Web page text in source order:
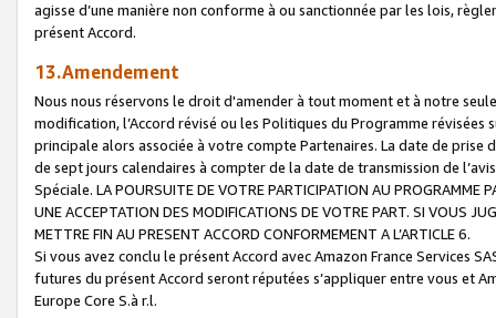
agisse d’une manière non conforme à ou sanctionnée par les lois,
présent Accord.
13.Amendement
Nous nous réservons le droit d'amender à tout moment et à notre
modification, l’Accord révisé ou les Politiques du Programme
principale alors associée à votre compte Partenaires. La date de
de sept jours calendaires à compter de la date de transmission de
Spéciale. LA POURSUITE DE VOTRE PARTICIPATION AU PROGRAMME
UNE ACCEPTATION DES MODIFICATIONS DE VOTRE PART. SI VOUS
METTRE FIN AU PRESENT ACCORD CONFORMEMENT A L’ARTICLE 6.
Si vous avez conclu le présent Accord avec Amazon France Services
futures du présent Accord seront réputées s’appliquer entre vous et
Europe Core S.à r.l.